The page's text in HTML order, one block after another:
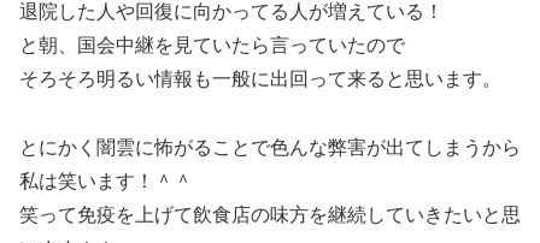
退院した人や回復に向かってる人が増えている！
と朝、国会中継を見ていたら言っていたので
そろそろ明るい情報も一般に出回って来ると思います。
とにかく闇雲に怖がることで色んな弊害が出てしまうから
私は笑います！＾＾
笑って免疫を上げて飲食店の味方を継続していきたいと思